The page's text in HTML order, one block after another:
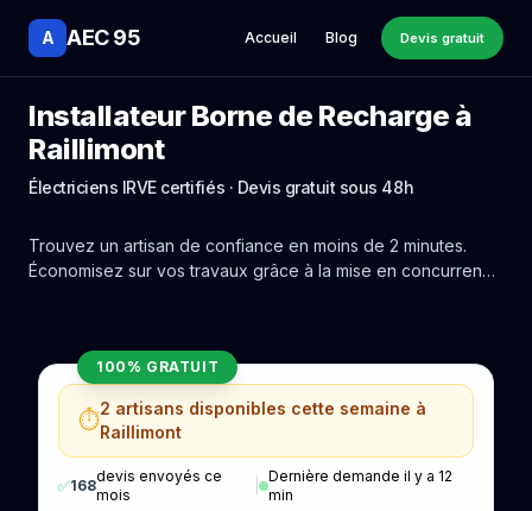
A AEC 95 Accueil Blog Devis gratuit
Installateur Borne de Recharge à
Raillimont
Électriciens IRVE certifiés · Devis gratuit sous 48h
Trouvez un artisan de confiance en moins de 2 minutes.
Économisez sur vos travaux grâce à la mise en concurrence
100% GRATUIT
⏱️2 artisans disponibles cette semaine à
Raillimont
✅168
devis envoyés ce
mois
Dernière demande il y a 12
min